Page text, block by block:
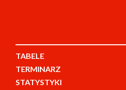
TABELE
TERMINARZ
STATYSTYKI